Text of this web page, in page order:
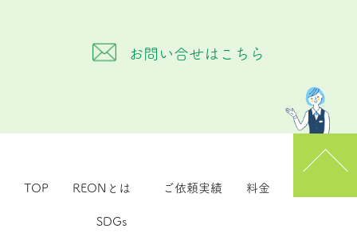
お問い合せはこちら
TOP REONとは
SDGs
ご依頼実績 料金